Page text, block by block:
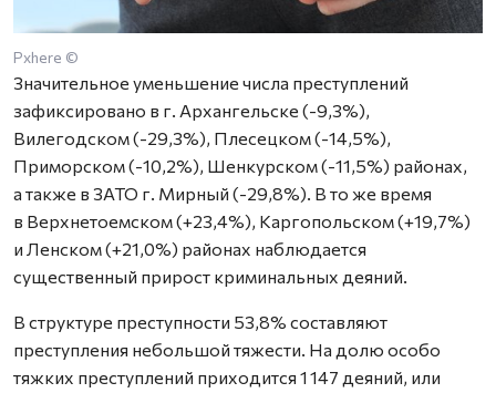
Pxhere ©
Значительное уменьшение числа преступлений
зафиксировано в г. Архангельске (-9,3%),
Вилегодском (-29,3%), Плесецком (-14,5%),
Приморском (-10,2%), Шенкурском (-11,5%) районах,
а также в ЗАТО г. Мирный (-29,8%). В то же время
в Верхнетоемском (+23,4%), Каргопольском (+19,7%)
и Ленском (+21,0%) районах наблюдается
существенный прирост криминальных деяний.
В структуре преступности 53,8% составляют
преступления небольшой тяжести. На долю особо
тяжких преступлений приходится 1 147 деяний, или